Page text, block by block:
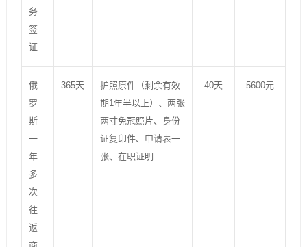
务
签
证
俄
罗
斯
一
年
多
次
往
返
365天
护照原件（剩余有效
期1年半以上）、两张
两寸免冠照片、身份
证复印件、申请表一
张、在职证明
40天 5600元